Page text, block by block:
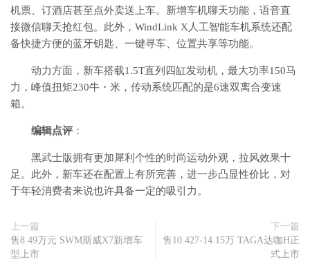
机票、订酒店甚至点外卖送上车。新增车机聊天功能，语音直
接微信聊天抢红包。此外，WindLink X人工智能车机系统还配
备快捷方便的蓝牙钥匙、一键寻车、位置共享等功能。
动力方面，新车搭载1.5T直列四缸发动机，最大功率150马
力，峰值扭矩230牛・米，传动系统匹配的是6速双离合变速
箱。
编辑点评 ：
黑武士版拥有更加犀利个性的时尚运动外观，拉风效果十
足。此外，新车还在配置上有所完善，进一步凸显性价比，对
于年轻消费者来说也许具备一定的吸引力。
上一篇
售8.49万元 SWM斯威X7新增车
型上市
下一篇
售10.427-14.15万 TAGA达咖H正
式上市